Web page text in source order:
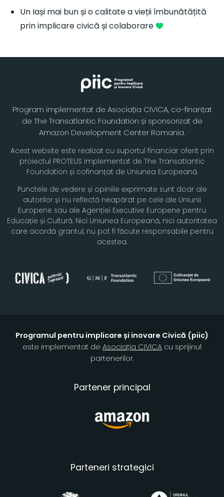
Un Iași mai bun și o calitate a vieții îmbunătățită
prin implicare civică și colaborare
Program implementat de Asociația CIVICA, co-finanțat
de The Transatlantic Foundation și sponsorizat de
Amazon Development Center Romania.
Acest website este realizat cu suportul financiar oferit prin
proiectul PROTEUS implementat de The Transatlantic
Foundation și cofinanțat de Uniunea Europeană.
Punctele de vedere și opiniile exprimate sunt doar ale
autorilor și nu reflectă neapărat pe cele ale Uniunii
Europene sau ale Agenției Executive Europene pentru
Educație și Cultură. Nici Uniunea Europeană, nici autoritatea
care acordă grantul, nu pot fi făcute responsabile pentru
acestea.
Programul pentru implicare și inovare Civică (piic)
este implementat de Asociația CIVICA cu sprijinul
partenerilor.
Partener principal
Parteneri strategici